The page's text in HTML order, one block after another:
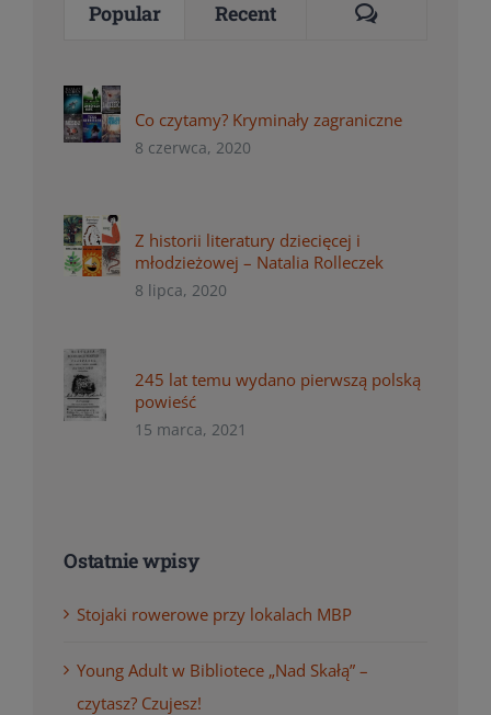
Popular Recent Comments
Co czytamy? Kryminały zagraniczne
8 czerwca, 2020
Z historii literatury dziecięcej i
młodzieżowej – Natalia Rolleczek
8 lipca, 2020
245 lat temu wydano pierwszą polską
powieść
15 marca, 2021
Ostatnie wpisy
Stojaki rowerowe przy lokalach MBP
Young Adult w Bibliotece „Nad Skałą” –
czytasz? Czujesz!